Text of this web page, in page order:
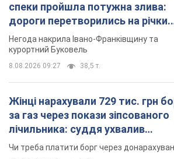
спеки пройшла потужна злива:
дороги перетворились на річки.
Відео
Негода накрила Івано-Франківщину та
курортний Буковель
8.08.2026 09:27 38,5 т.
Жінці нарахували 729 тис. грн
за газ через покази зіпсованого
лічильника: суддя ухвалив
неочікуване рішення
Чи треба платити борг через